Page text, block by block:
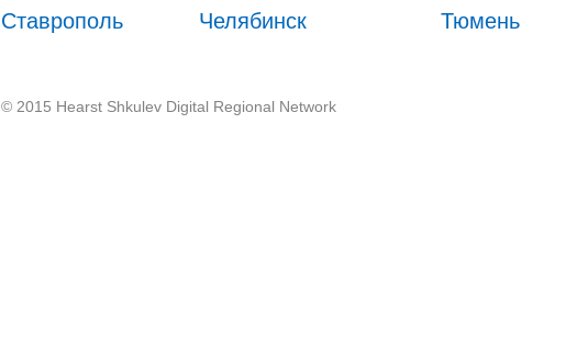
Ставрополь Челябинск Тюмень
© 2015 Hearst Shkulev Digital Regional Network